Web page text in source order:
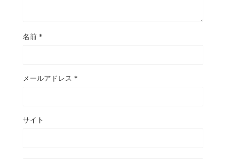
名前 *
メールアドレス *
サイト